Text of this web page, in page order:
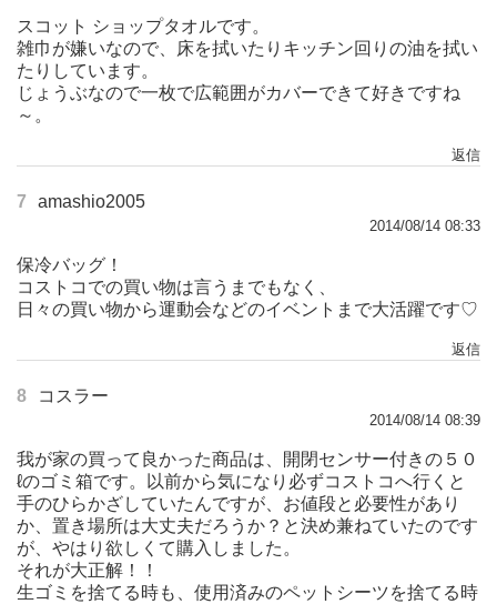
スコット ショップタオルです。
雑巾が嫌いなので、床を拭いたりキッチン回りの油を拭い
たりしています。
じょうぶなので一枚で広範囲がカバーできて好きですね
～。
返信
7 amashio2005
2014/08/14 08:33
保冷バッグ！
コストコでの買い物は言うまでもなく、
日々の買い物から運動会などのイベントまで大活躍です♡
返信
8 コスラー
2014/08/14 08:39
我が家の買って良かった商品は、開閉センサー付きの５０
ℓのゴミ箱です。以前から気になり必ずコストコへ行くと
手のひらかざしていたんですが、お値段と必要性があり
か、置き場所は大丈夫だろうか？と決め兼ねていたのです
が、やはり欲しくて購入しました。
それが大正解！！
生ゴミを捨てる時も、使用済みのペットシーツを捨てる時